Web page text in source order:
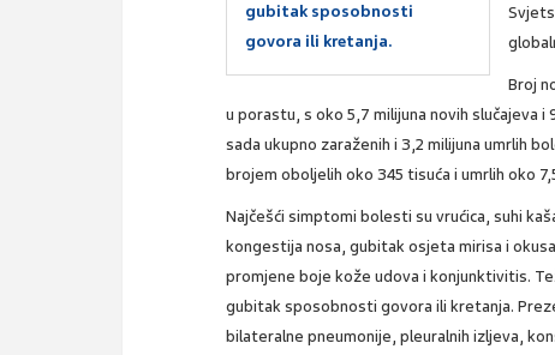
gubitak sposobnosti
govora ili kretanja.
Broj
u porastu, s oko 5,7 milijuna novih slučajeva
sada ukupno zaraženih i 3,2 milijuna umrlih
brojem oboljelih oko 345 tisuća i umrlih oko
Najčešći simptomi bolesti su vrućica, suhi
kongestija nosa, gubitak osjeta mirisa i
promjene boje kože udova i konjunktivitis.
gubitak sposobnosti govora ili kretanja.
bilateralne pneumonije, pleuralnih izljeva,